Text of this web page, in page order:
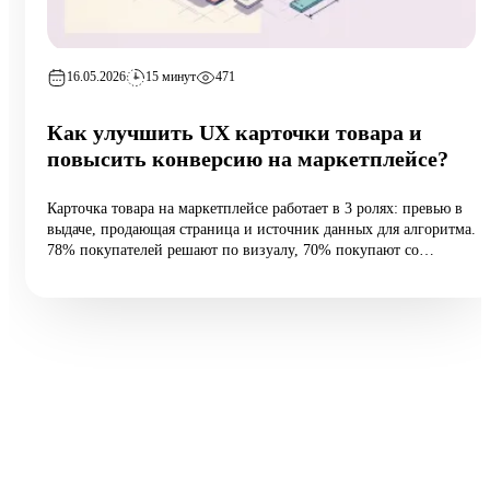
16.05.2026 15 минут 471
Как улучшить UX карточки товара и
повысить конверсию на маркетплейсе?
Карточка товара на маркетплейсе работает в 3 ролях: превью в
выдаче, продающая страница и источник данных для алгоритма.
78% покупателей решают по визуалу, 70% покупают со